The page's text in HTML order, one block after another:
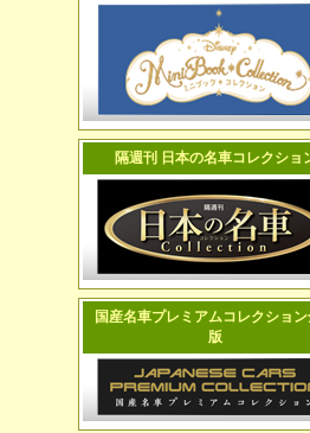
隔週刊 日本の名車コレクショ
国産名車プレミアムコレクション
版